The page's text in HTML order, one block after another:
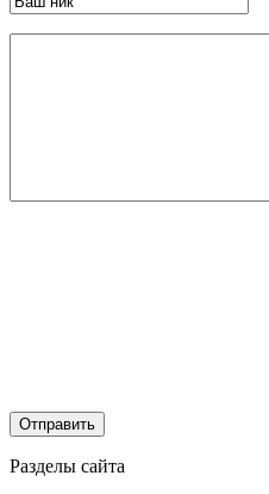
Разделы сайта